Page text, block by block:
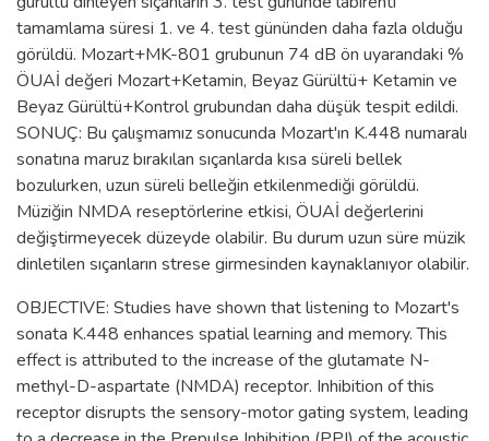
tamamlama süresi 1. ve 4. test gününden daha fazla olduğu
görüldü. Mozart+MK-801 grubunun 74 dB ön uyarandaki %
ÖUAİ değeri Mozart+Ketamin, Beyaz Gürültü+ Ketamin ve
Beyaz Gürültü+Kontrol grubundan daha düşük tespit edildi.
SONUÇ: Bu çalışmamız sonucunda Mozart'ın K.448 numaralı
sonatına maruz bırakılan sıçanlarda kısa süreli bellek
bozulurken, uzun süreli belleğin etkilenmediği görüldü.
Müziğin NMDA reseptörlerine etkisi, ÖUAİ değerlerini
değiştirmeyecek düzeyde olabilir. Bu durum uzun süre müzik
dinletilen sıçanların strese girmesinden kaynaklanıyor olabilir.
OBJECTIVE: Studies have shown that listening to Mozart's
sonata K.448 enhances spatial learning and memory. This
effect is attributed to the increase of the glutamate N-
methyl-D-aspartate (NMDA) receptor. Inhibition of this
receptor disrupts the sensory-motor gating system, leading